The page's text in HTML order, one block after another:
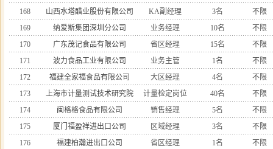
168
山西水塔醋业股份有限公司 KA副经理 3名
不限
169
纳爱斯集团深圳分公司 业务经理 10名
不限
170
广东茂记食品有限公司 省区经理 15名
不限
171
波力食品工业有限公司 业务主管 1名
不限
172
福建全家福食品有限公司 大区经理 4名
不限
173
上海市计量测试技术研究院 计量检定岗位 40名
不限
174
闽格格食品有限公司 销售经理 5名
不限
175
厦门福盈祥进出口公司 区域经理 3名
不限
176
福建柏瀚进出口公司 省区经理 1名
不限